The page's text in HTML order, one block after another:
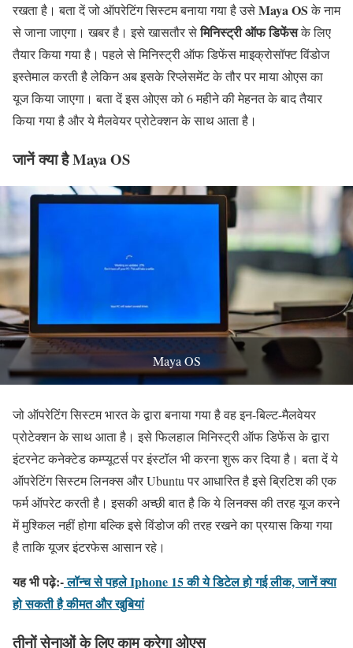
रखता है। बता दें जो ऑपरेटिंग सिस्टम बनाया गया है उसेMaya OSके नाम
से जाना जाएगा। खबर है। इसे खासतौर सेमिनिस्ट्री ऑफ डिफेंसके लिए
तैयार किया गया है। पहले से मिनिस्ट्री ऑफ डिफेंस माइक्रोसॉफ्ट विंडोज
इस्तेमाल करती है लेकिन अब इसके रिप्लेसमेंट के तौर पर माया ओएस का
यूज किया जाएगा। बता दें इस ओएस को 6 महीने की मेहनत के बाद तैयार
किया गया है और ये मैलवेयर प्रोटेक्शन के साथ आता है।
जानें क्या है Maya OS
Maya OS
जो ऑपरेटिंग सिस्टम भारत के द्वारा बनाया गया है वह इन-बिल्ट-मैलवेयर
प्रोटेक्शन के साथ आता है। इसे फिलहाल मिनिस्ट्री ऑफ डिफेंस के द्वारा
इंटरनेट कनेक्टेड कम्प्यूटर्स पर इंस्टॉल भी करना शुरू कर दिया है। बता दें ये
ऑपरेटिंग सिस्टम लिनक्स और Ubuntu पर आधारित है इसे ब्रिटिश की एक
फर्म ऑपरेट करती है। इसकी अच्छी बात है कि ये लिनक्स की तरह यूज करने
में मुश्किल नहीं होगा बल्कि इसे विंडोज की तरह रखने का प्रयास किया गया
है ताकि यूजर इंटरफेस आसान रहे।
यह भी पढ़े:-लॉन्च से पहले Iphone 15 की ये डिटेल हो गई लीक, जानें क्या
हो सकती है कीमत और खुबियां
तीनों सेनाओं के लिए काम करेगा ओएस